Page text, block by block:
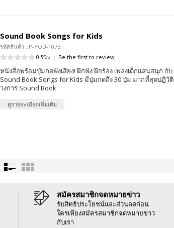
Sound Book Songs for Kids
รหัสสินค้า : P-YOU-1075
0 รีวิว | Be the first to review
หนังสือพร้อมปุ่มกดฟังเสียง! ฝึกฟัง ฝึกร้อง เพลงเด็กแสนสนุก กับ
Sound Book Songs for Kids มีปุ่มกดถึง 30 ปุ่ม มากที่สุดปฏิวัติ
วงการ Sound Book
ดูรายละเอียดเพิ่มเติม
สมัครสมาชิกจดหมายข่าว
รับสิทธิประโยชน์และส่วนลดก่อน
ใครเพียงสมัครสมาชิกจดหมายข่าว
กับเรา